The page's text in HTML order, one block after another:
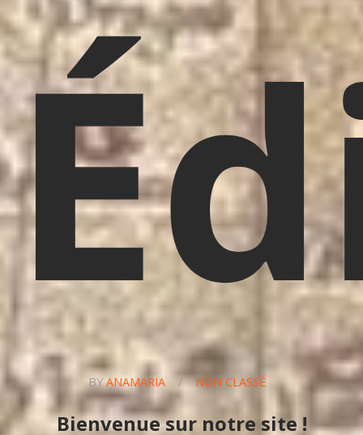
BYANAMARIA / NON CLASSÉ
Bienvenue sur notre site !